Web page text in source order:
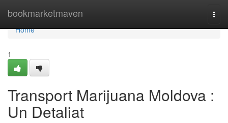
bookmarketmaven
Home
Home
1
Transport Marijuana Moldova :
Un Detaliat